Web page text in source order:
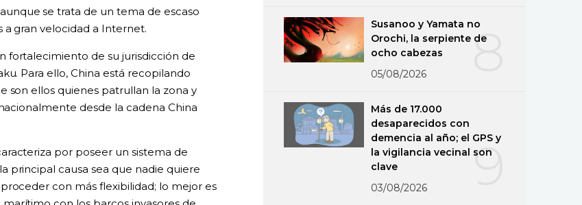
se trata de un tema de escaso
a gran velocidad a Internet.
fortalecimiento de su jurisdicción de
Para ello, China está recopilando
son ellos quienes patrullan la zona y
desde la cadena China
por poseer un sistema de
principal causa sea que nadie quiere
con más flexibilidad; lo mejor es
8
Susanoo y Yamata no
Orochi, la serpiente de
ocho cabezas
05/08/2026
9
Más de 17.000
desaparecidos con
demencia al año; el GPS y
la vigilancia vecinal son
clave
03/08/2026